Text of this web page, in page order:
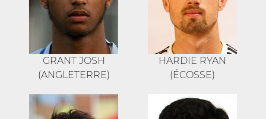
GRANT JOSH
(ANGLETERRE)
HARDIE RYAN
(ÉCOSSE)